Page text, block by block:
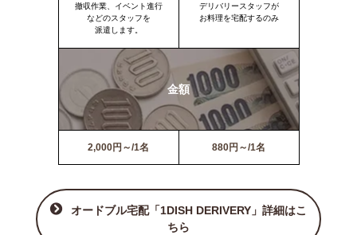
撤収作業、イベント進行
などのスタッフを
派遣します。
デリバリースタッフが
お料理を宅配するのみ
金額
2,000円～/1名 880円～/1名
オードブル宅配「1DISH DERIVERY」詳細はこ
ちら